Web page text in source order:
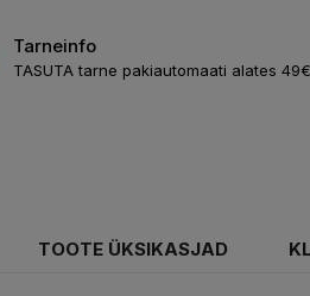
Tarneinfo
TASUTA tarne pakiautomaati alates
TOOTE ÜKSIKASJAD